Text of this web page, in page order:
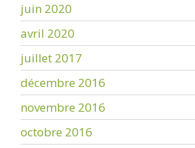
juin 2020
avril 2020
juillet 2017
décembre 2016
novembre 2016
octobre 2016